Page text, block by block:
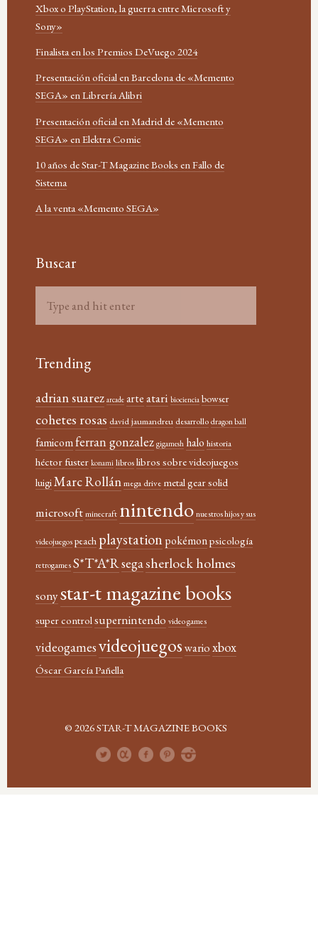
Xbox o PlayStation, la guerra entre Microsoft y
Sony»
Finalista en los Premios DeVuego 2024
Presentación oficial en Barcelona de «Memento
SEGA» en Librería Alibri
Presentación oficial en Madrid de «Memento
SEGA» en Elektra Comic
10 años de Star-T Magazine Books en Fallo de
Sistema
A la venta «Memento SEGA»
Buscar
Trending
adrian suarez arcade arteatari biociencia bowser
cohetes rosas david jaumandreu desarrollodragon ball
famicomferran gonzalez gigamesh halo historia
héctor fuster konami libroslibros sobre videojuegos
luigiMarc Rollánmega drive metal gear solid
microsoftminecraft nintendonuestros hijos y sus
videojuegospeach playstationpokémonpsicología
retrogamesS*T*A*Rsegasherlock holmes
sonystar-t magazine books
super control supernintendo video games
videogamesvideojuegoswarioxbox
Óscar García Pañella
© 2026 STAR-T MAGAZINE BOOKS